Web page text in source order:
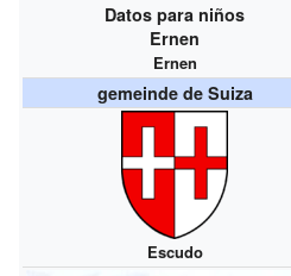
Datos para niños
Ernen
Ernen
gemeinde de Suiza
Escudo